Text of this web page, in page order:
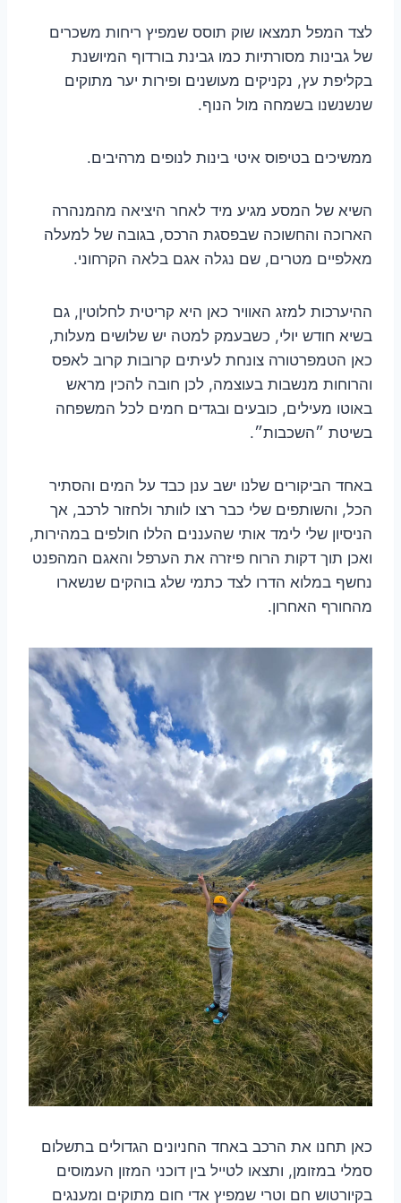
לצד המפל תמצאו שוק תוסס שמפיץ ריחות משכרים
של גבינות מסורתיות כמו גבינת בורדוף המיושנת
בקליפת עץ, נקניקים מעושנים ופירות יער מתוקים
שנשנשנו בשמחה מול הנוף.
ממשיכים בטיפוס איטי בינות לנופים מרהיבים.
השיא של המסע מגיע מיד לאחר היציאה מהמנהרה
הארוכה והחשוכה שבפסגת הרכס, בגובה של למעלה
מאלפיים מטרים, שם נגלה אגם בלאה הקרחוני.
ההיערכות למזג האוויר כאן היא קריטית לחלוטין, גם
בשיא חודש יולי, כשבעמק למטה יש שלושים מעלות,
כאן הטמפרטורה צונחת לעיתים קרובות קרוב לאפס
והרוחות מנשבות בעוצמה, לכן חובה להכין מראש
באוטו מעילים, כובעים ובגדים חמים לכל המשפחה
בשיטת ״השכבות״.
באחד הביקורים שלנו ישב ענן כבד על המים והסתיר
הכל, והשותפים שלי כבר רצו לוותר ולחזור לרכב, אך
הניסיון שלי לימד אותי שהעננים הללו חולפים במהירות,
ואכן תוך דקות הרוח פיזרה את הערפל והאגם המהפנט
נחשף במלוא הדרו לצד כתמי שלג בוהקים שנשארו
מהחורף האחרון.
כאן תחנו את הרכב באחד החניונים הגדולים בתשלום
סמלי במזומן, ותצאו לטייל בין דוכני המזון העמוסים
בקיורטוש חם וטרי שמפיץ אדי חום מתוקים ומענגים